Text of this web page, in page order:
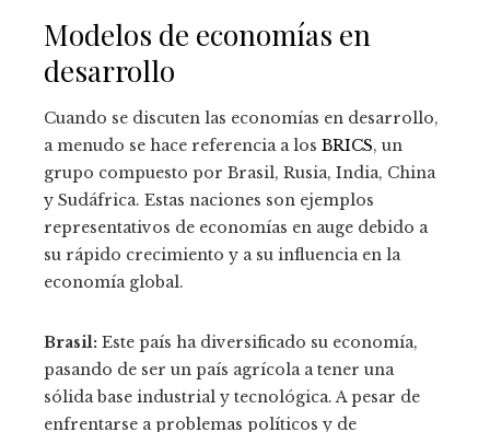
Modelos de economías en
desarrollo
Cuando se discuten las economías en desarrollo,
a menudo se hace referencia a los BRICS, un
grupo compuesto por Brasil, Rusia, India, China
y Sudáfrica. Estas naciones son ejemplos
representativos de economías en auge debido a
su rápido crecimiento y a su influencia en la
economía global.
Brasil: Este país ha diversificado su economía,
pasando de ser un país agrícola a tener una
sólida base industrial y tecnológica. A pesar de
enfrentarse a problemas políticos y de